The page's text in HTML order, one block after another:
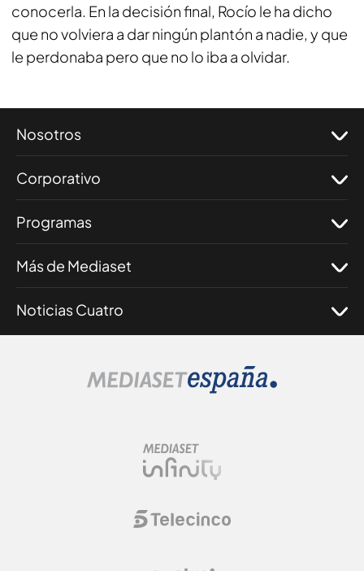
conocerla. En la decisión final, Rocío le ha dicho
que no volviera a dar ningún plantón a nadie, y que
le perdonaba pero que no lo iba a olvidar.
Nosotros
Corporativo
Programas
Más de Mediaset
Noticias Cuatro